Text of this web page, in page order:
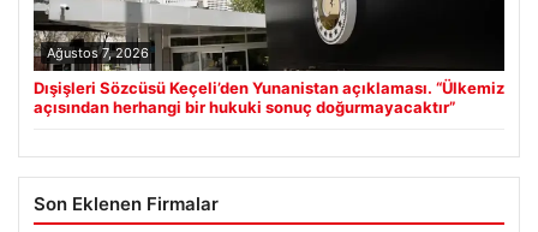
Ağustos 7, 2026
Dışişleri Sözcüsü Keçeli’den Yunanistan açıklaması. “Ülkemiz
açısından herhangi bir hukuki sonuç doğurmayacaktır”
Son Eklenen Firmalar